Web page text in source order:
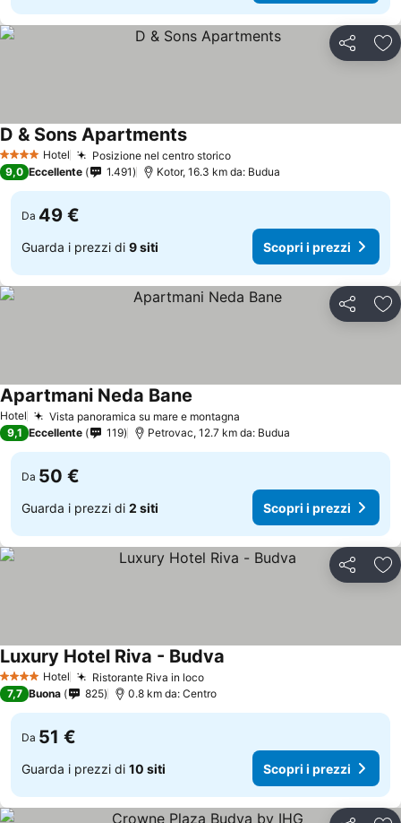
Condividi
4 Stelle Hotel Posizione nel centro storico
D & Sons Apartments
9,0 Eccellente 1.491 Kotor, 16.3 km da: Budua
Da 49 €
Guarda i prezzi di 9 siti Scopri i prezzi
Condividi
Hotel Vista panoramica su mare e montagna
Apartmani Neda Bane
9,1 Eccellente 119 Petrovac, 12.7 km da: Budua
Da 50 €
Guarda i prezzi di 2 siti Scopri i prezzi
Condividi
4 Stelle Hotel Ristorante Riva in loco
Luxury Hotel Riva - Budva
7,7 Buona 825 0.8 km da: Centro
Da 51 €
Guarda i prezzi di 10 siti Scopri i prezzi